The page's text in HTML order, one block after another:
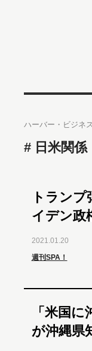
ハーバー・ビジネ
日米関係
トラン
イデン政
2021.01.20
週刊SPA！
「米国
が沖縄県